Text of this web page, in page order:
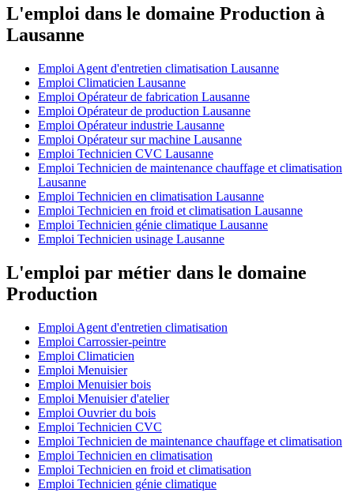
L'emploi dans le domaine Production à
Lausanne
Emploi Agent d'entretien climatisation Lausanne
Emploi Climaticien Lausanne
Emploi Opérateur de fabrication Lausanne
Emploi Opérateur de production Lausanne
Emploi Opérateur industrie Lausanne
Emploi Opérateur sur machine Lausanne
Emploi Technicien CVC Lausanne
Emploi Technicien de maintenance chauffage et climatisation
Lausanne
Emploi Technicien en climatisation Lausanne
Emploi Technicien en froid et climatisation Lausanne
Emploi Technicien génie climatique Lausanne
Emploi Technicien usinage Lausanne
L'emploi par métier dans le domaine
Production
Emploi Agent d'entretien climatisation
Emploi Carrossier-peintre
Emploi Climaticien
Emploi Menuisier
Emploi Menuisier bois
Emploi Menuisier d'atelier
Emploi Ouvrier du bois
Emploi Technicien CVC
Emploi Technicien de maintenance chauffage et climatisation
Emploi Technicien en climatisation
Emploi Technicien en froid et climatisation
Emploi Technicien génie climatique